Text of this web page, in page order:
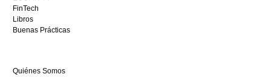
sitio
restaurantedonmauro.es
y
ganar
FinTech
Libros
Buenas Prácticas
Quiénes Somos